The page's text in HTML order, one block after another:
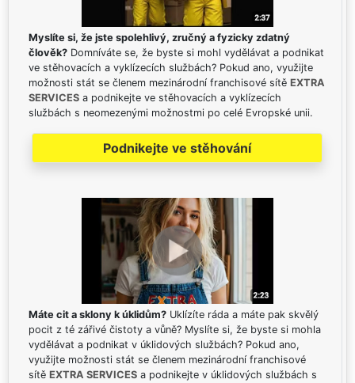
Myslíte si, že jste spolehlivý, zručný a fyzicky zdatný
člověk? Domníváte se, že byste si mohl vydělávat a podnikat
ve stěhovacích a vyklízecích službách? Pokud ano, využijte
možnosti stát se členem mezinárodní franchisové sítě EXTRA
SERVICES a podnikejte ve stěhovacích a vyklízecích
službách s neomezenými možnostmi po celé Evropské unii.
Podnikejte ve stěhování
Máte cit a sklony k úklidům? Uklízíte ráda a máte pak skvělý
pocit z té zářivé čistoty a vůně? Myslíte si, že byste si mohla
vydělávat a podnikat v úklidových službách? Pokud ano,
využijte možnosti stát se členem mezinárodní franchisové
sítě EXTRA SERVICES a podnikejte v úklidových službách s